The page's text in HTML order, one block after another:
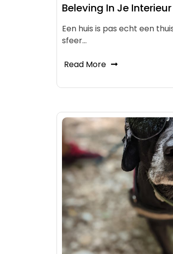
Beleving In Je Interieur
Een huis is pas echt een
sfeer…
Read More